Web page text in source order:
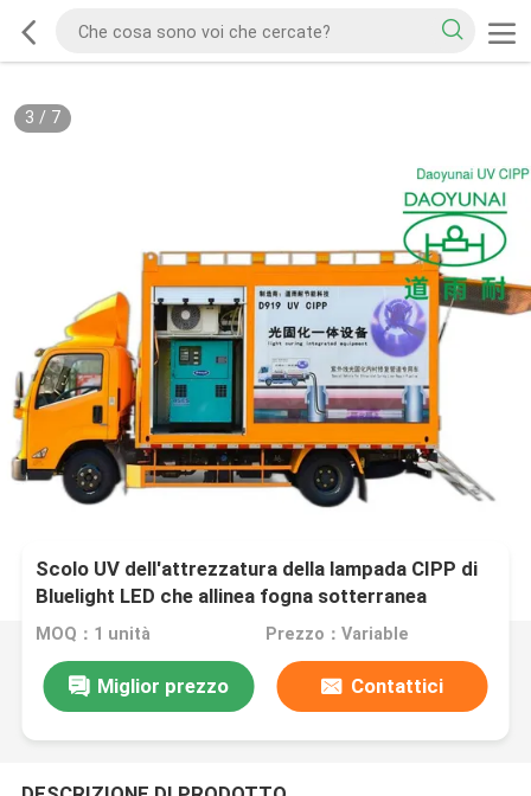
3 / 7
Scolo UV dell'attrezzatura della lampada CIPP di
Bluelight LED che allinea fogna sotterranea
Trenchless
MOQ：1 unità Prezzo：Variable
Miglior prezzo Contattici